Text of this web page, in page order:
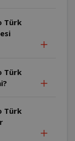
Türk
Türk
Türk